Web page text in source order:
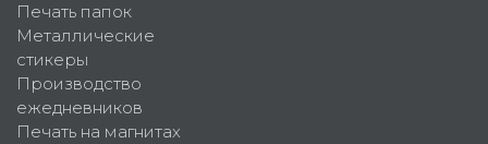
Печать папок
Металлические
стикеры
Производство
ежедневников
Печать на магнитах